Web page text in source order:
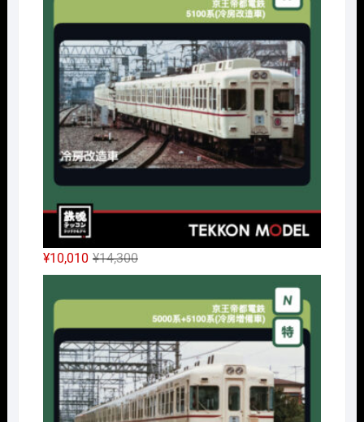
¥3,190
で
し
た。
は
¥2,233
で
す。
¥14,300元
の
価
¥14,300
で
し
た。
¥10,010
現
在
の
は
¥10,010
で
す。